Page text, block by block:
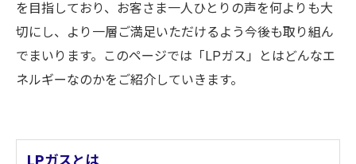
を目指しており、お客さま一人ひとりの声を何よりも大
切にし、より一層ご満足いただけるよう今後も取り組ん
でまいります。このページでは「LPガス」とはどんなエ
ネルギーなのかをご紹介していきます。